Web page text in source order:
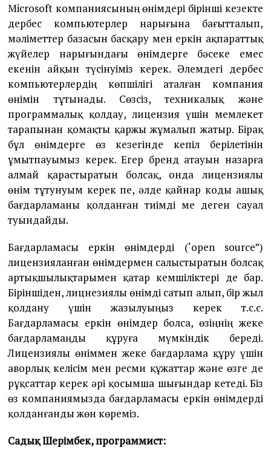
Microsoft компаниясының өнімдері бірінші кезекте
дербес компьютерлер нарығына бағытталып,
мәліметтер базасын басқару мен еркін ақпараттық
жүйелер нарығындағы өнімдерге бәсеке емес
екенін айқын түсінуіміз керек. Әлемдегі дербес
компьютерлердің көпшілігі аталған компания
өнімін тұтынады. Сөзсіз, техникалық және
программалық қолдау, лицензия үшін мемлекет
тарапынан қомақты қаржы жұмалып жатыр. Бірақ
бұл өнімдерге өз кезегінде кепіл берілетінін
ұмытпауымыз керек. Егер бренд атауын назарға
алмай қарастыратын болсақ, онда лицензиялы
өнім тұтунуым керек пе, әлде қайнар коды ашық
бағдарламаны қолданған тиімді ме деген сауал
туындайды.
Бағдарламасы еркін өнімдерді (‘open source”)
лицензияланған өнімдермен салыстыратын болсақ
артықшылықтарымен қатар кемшіліктері де бар.
Біріншіден, лицнезиялы өнімді сатып алып, бір жыл
қолдану үшін жазылуыңыз керек т.с.с.
Бағдарламасы еркін өнімдер болса, өзіңнің жеке
бағдарламаңды құруға мүмкіндік береді.
Лицензиялы өніммен жеке бағдарлама құру үшін
аворлық келісім мен ресми құжаттар және өзге де
рұқсаттар керек әрі қосымша шығындар кетеді. Біз
өз компаниямызда бағдарламасы еркін өнімдерді
қолданғанды жөн көреміз.
Садық Шерімбек, программист: